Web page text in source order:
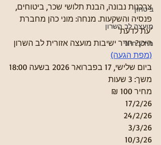
ביטחון
מועצה לב השרון
מידע חיוני
צרכנות נבונה, הבנת תלושי שכר, ביטוחים,
פנסיה והשקעות. מנחה: מוני כהן מחברת
'עת לדעת'
היכן? חדר ישיבות מועצה אזורית לב השרון
(מפת הגעה)
ביום שלישי, 17 בפברואר 2026 בשעה 18:00
משך: 3 שעות
מחיר 100 ₪
17/2/26
24/2/26
3/3/26
10/3/26